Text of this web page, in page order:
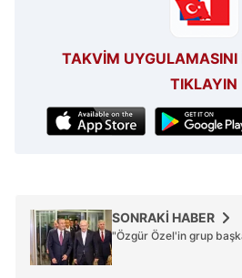
Çerezlere ilişkin tercihlerinizi
için Ayarlar butonuna tıklayabilir,
ziyaret edebilirsiniz.
6698 sayılı Kişisel Verilerin
TAKVİM UYGULAMASINI
TIKLAYIN
SONRAKİ HABER
"Özgür Özel'in grup